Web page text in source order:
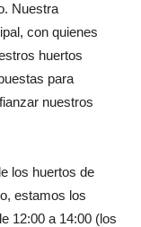
Nuestra
con quienes
huertos
para
nuestros
los huertos de
estamos los
12:00 a 14:00 (los